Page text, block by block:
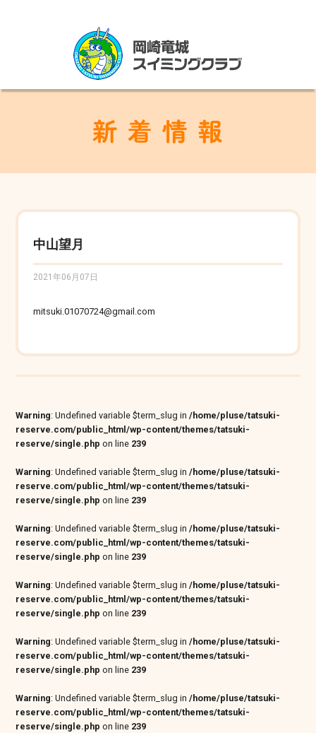
中山望月
2021年06月07日
mitsuki.01070724@gmail.com
Warning: Undefined variable $term_slug in/home/pluse/tatsuki-
reserve.com/public_html/wp-content/themes/tatsuki-
reserve/single.php on line 239
Warning: Undefined variable $term_slug in/home/pluse/tatsuki-
reserve.com/public_html/wp-content/themes/tatsuki-
reserve/single.php on line 239
Warning: Undefined variable $term_slug in/home/pluse/tatsuki-
reserve.com/public_html/wp-content/themes/tatsuki-
reserve/single.php on line 239
Warning: Undefined variable $term_slug in/home/pluse/tatsuki-
reserve.com/public_html/wp-content/themes/tatsuki-
reserve/single.php on line 239
Warning: Undefined variable $term_slug in/home/pluse/tatsuki-
reserve.com/public_html/wp-content/themes/tatsuki-
reserve/single.php on line 239
Warning: Undefined variable $term_slug in/home/pluse/tatsuki-
reserve.com/public_html/wp-content/themes/tatsuki-
reserve/single.php on line 239